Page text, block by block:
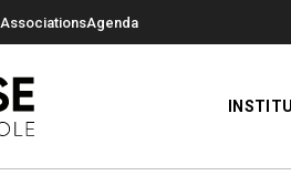
AssociationsAgenda